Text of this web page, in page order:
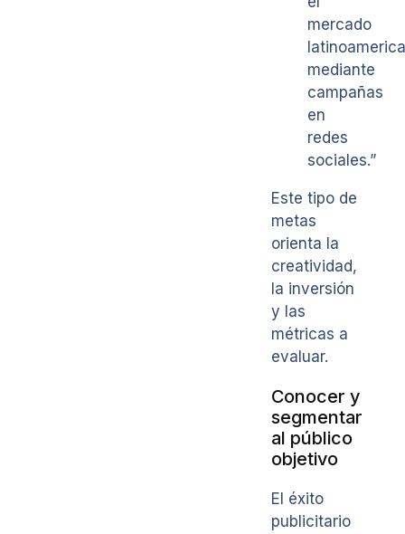
mercado
mediante
campañas
en
redes
sociales.”
Este tipo de
metas
orienta la
creatividad,
la inversión
y las
métricas a
evaluar.
Conocer y
segmentar
al público
objetivo
El éxito
publicitario